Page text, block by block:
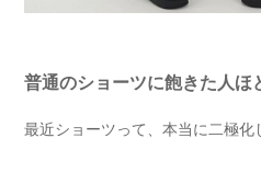
普通のショーツに飽きた人ほ
最近ショーツって、本当に二極化